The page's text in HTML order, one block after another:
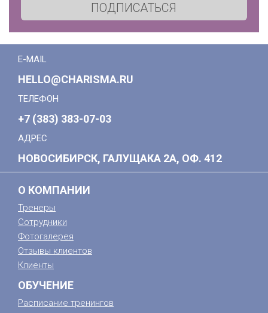
ПОДПИСАТЬСЯ
E-MAIL
HELLO@CHARISMA.RU
ТЕЛЕФОН
+7 (383) 383-07-03
АДРЕС
НОВОСИБИРСК, ГАЛУЩАКА 2А, ОФ. 412
О КОМПАНИИ
Тренеры
Сотрудники
Фотогалерея
Отзывы клиентов
Клиенты
ОБУЧЕНИЕ
Расписание тренингов